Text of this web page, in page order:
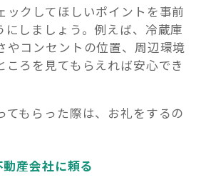
ックしてほしいポイントを事前
にしましょう。例えば、冷蔵庫
やコンセントの位置、周辺環境
ころを見てもらえれば安心でき
てもらった際は、お礼をするの
産会社に頼る